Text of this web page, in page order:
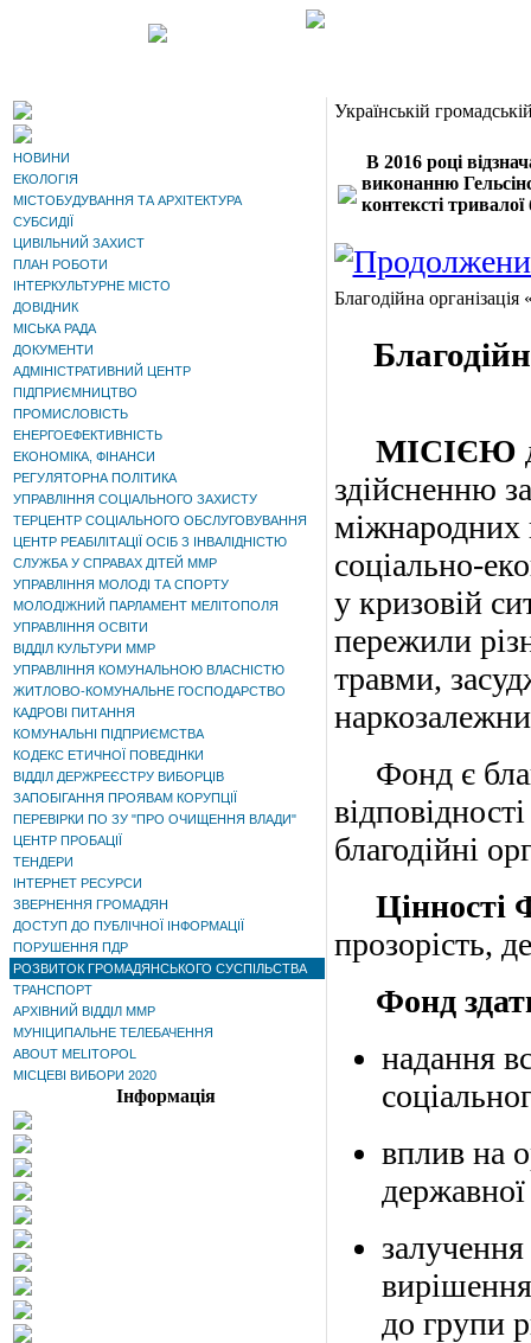
НОВИНИ
ЕКОЛОГІЯ
МІСТОБУДУВАННЯ ТА АРХІТЕКТУРА
СУБСИДІЇ
ЦИВІЛЬНИЙ ЗАХИСТ
ПЛАН РОБОТИ
ІНТЕРКУЛЬТУРНЕ МІСТО
ДОВІДНИК
МІСЬКА РАДА
ДОКУМЕНТИ
АДМІНІСТРАТИВНИЙ ЦЕНТР
ПІДПРИЄМНИЦТВО
ПРОМИСЛОВІСТЬ
ЕНЕРГОЕФЕКТИВНІСТЬ
ЕКОНОМІКА, ФІНАНСИ
РЕГУЛЯТОРНА ПОЛІТИКА
УПРАВЛІННЯ СОЦІАЛЬНОГО ЗАХИСТУ
ТЕРЦЕНТР СОЦІАЛЬНОГО ОБСЛУГОВУВАННЯ
ЦЕНТР РЕАБІЛІТАЦІЇ ОСІБ З ІНВАЛІДНІСТЮ
СЛУЖБА У СПРАВАХ ДІТЕЙ ММР
УПРАВЛІННЯ МОЛОДІ ТА СПОРТУ
МОЛОДІЖНИЙ ПАРЛАМЕНТ МЕЛІТОПОЛЯ
УПРАВЛІННЯ ОСВІТИ
ВІДДІЛ КУЛЬТУРИ ММР
УПРАВЛІННЯ КОМУНАЛЬНОЮ ВЛАСНІСТЮ
ЖИТЛОВО-КОМУНАЛЬНЕ ГОСПОДАРСТВО
КАДРОВІ ПИТАННЯ
КОМУНАЛЬНІ ПІДПРИЄМСТВА
КОДЕКС ЕТИЧНОЇ ПОВЕДІНКИ
ВІДДІЛ ДЕРЖРЕЄСТРУ ВИБОРЦІВ
ЗАПОБІГАННЯ ПРОЯВАМ КОРУПЦІЇ
ПЕРЕВІРКИ ПО ЗУ "ПРО ОЧИЩЕННЯ ВЛАДИ"
ЦЕНТР ПРОБАЦІЇ
ТЕНДЕРИ
ІНТЕРНЕТ РЕСУРСИ
ЗВЕРНЕННЯ ГРОМАДЯН
ДОСТУП ДО ПУБЛІЧНОЇ ІНФОРМАЦІЇ
ПОРУШЕННЯ ПДР
РОЗВИТОК ГРОМАДЯНСЬКОГО СУСПІЛЬСТВА
ТРАНСПОРТ
АРХІВНИЙ ВІДДІЛ ММР
МУНІЦИПАЛЬНЕ ТЕЛЕБАЧЕННЯ
ABOUT MELITOPOL
МІСЦЕВІ ВИБОРИ 2020
Інформація
Українській
В 2016 році
виконанню
контексті
Благодійна
МІСІЄЮ
здійсненню
міжнародних
соціально-
у кризовій
пережили
травми,
Фонд є
благодійні
Цінності
прозорість,
Фонд
надання
вплив на
залучення
до групи